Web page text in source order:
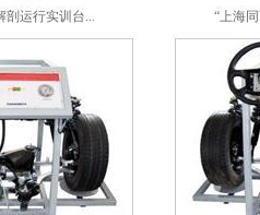
剖运行实训台... “上海